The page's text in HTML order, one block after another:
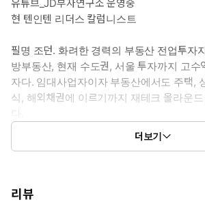
유튜브_JD부자연구소 운영중
현 텐인텐 리더스 칼럼니스트
필명 조던. 화려한 경력의 부동산 전업투자
방부동산, 현재 수도권, 서울 투자까지 고수
자다. 임대사업자이자 부동산에서도 주택,
식, 해외채권에 이르기까지 재테크 올라운
다.
2004년 무렵, 경매로 시작해 부동산 투자에
다. 재개발에 뛰어든 계기는 이미 포화된 경
2008년도 금융위기 전 재개발 투자는 광풍에
더보기
리뷰